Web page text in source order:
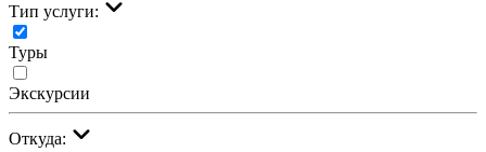
Тип услуги:
Туры
Экскурсии
Откуда: